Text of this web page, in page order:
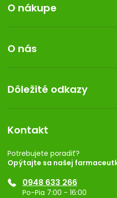
O nákupe
Reklamácia a vrátenie tovaru
Doprava a platba
Darček k nákupu
O nás
Kontakt
Dermocentrum
Dôležité odkazy
Rozhodnutie na prevádzku
Registrácia
Ponuka pre firmy
Značky
Kontakt
Potrebujete poradiť?
Opýtajte sa našej
0948 633 266
Po-Pia 7:00 - 16:00